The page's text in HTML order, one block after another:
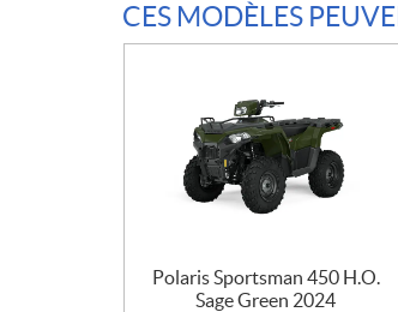
CES MODÈLES
Polaris Sportsman 450 H.O.
Sage Green 2024